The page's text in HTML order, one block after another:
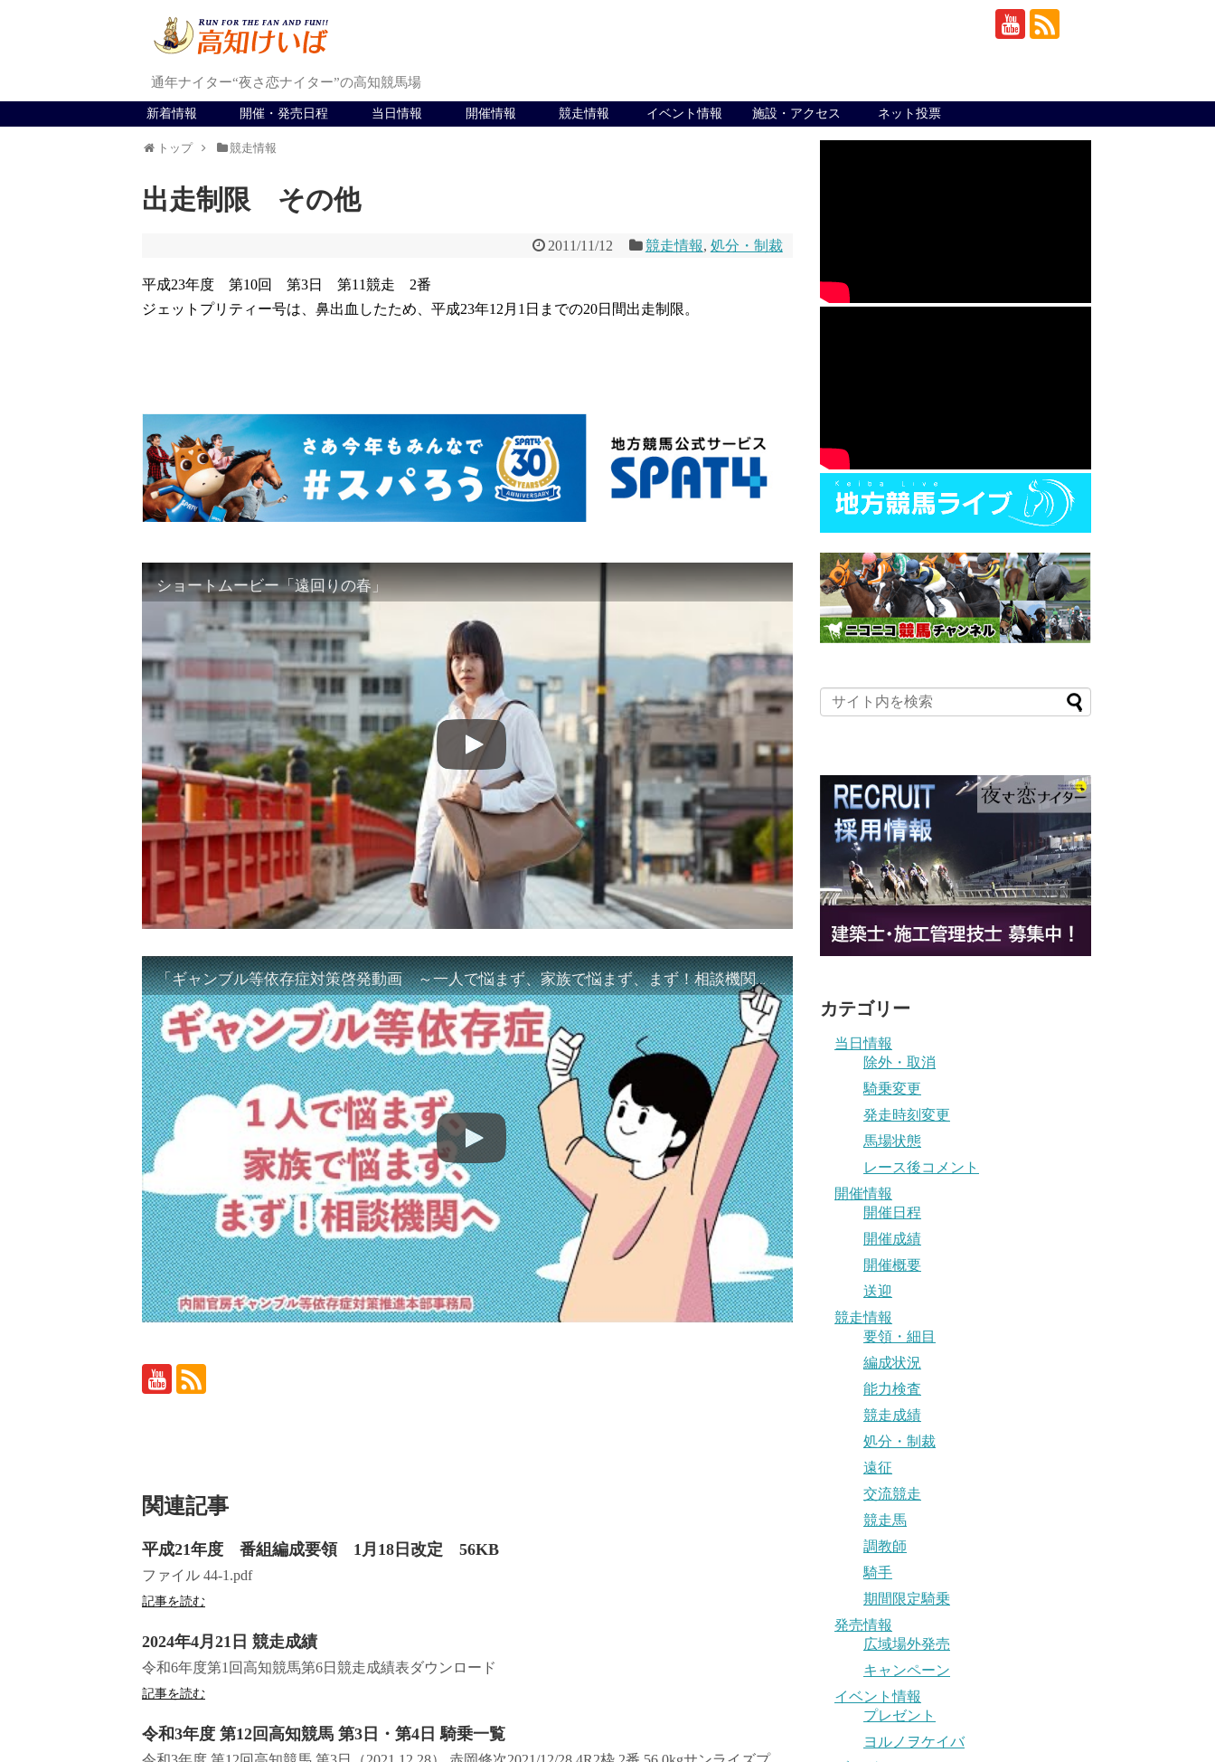
通年ナイター“夜さ恋ナイター”の高知競馬場
新着情報 開催・発売日程 当日情報 開催情報 競走情報 イベント情報 施設・アクセス ネット投票
トップ 競走情報
出走制限 その他
2011/11/12 競走情報, 処分・制裁
平成23年度 第10回 第3日 第11競走 2番
ジェットプリティー号は、鼻出血したため、平成23年12月1日までの20日間出走制限。
ショートムービー「遠回りの春」
「ギャンブル等依存症対策啓発動画 ～一人で悩まず、家族で悩まず、まず！相談機関へ～」
関連記事
平成21年度 番組編成要領 1月18日改定 56KB
ファイル 44-1.pdf
記事を読む
2024年4月21日 競走成績
令和6年度第1回高知競馬第6日競走成績表ダウンロード
記事を読む
令和3年度 第12回高知競馬 第3日・第4日 騎乗一覧
カテゴリー
当日情報
除外・取消
騎乗変更
発走時刻変更
馬場状態
レース後コメント
開催情報
開催日程
開催成績
開催概要
送迎
競走情報
要領・細目
編成状況
能力検査
競走成績
処分・制裁
遠征
交流競走
競走馬
調教師
騎手
期間限定騎乗
発売情報
広域場外発売
キャンペーン
イベント情報
プレゼント
ヨルノヲケイバ